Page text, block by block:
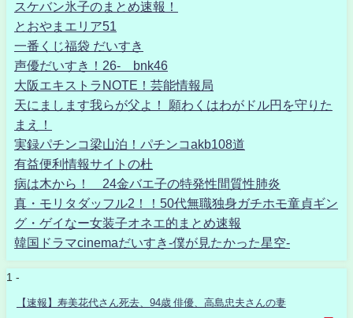
スケバン氷子のまとめ速報！
とおやまエリア51
一番くじ福袋 だいすき
声優だいすき！26- bnk46
大阪エキストラNOTE！芸能情報局
天にまします我らが父よ！ 願わくはわがドル円を守りた
まえ！
実録パチンコ梁山泊！パチンコakb108道
有益便利情報サイトの杜
病は木から！ 24金バエ子の特発性間質性肺炎
真・モリタダッフル2！！50代無職独身ガチホモ童貞ギン
グ・ゲイなー女装子オネエ的まとめ速報
韓国ドラマcinemaだいすき-僕が見たかった星空-
1 -
【速報】寿美花代さん死去、94歳 俳優、高島忠夫さんの妻